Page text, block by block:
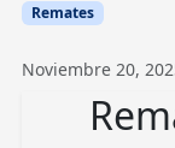
Remates
Noviembre 20,